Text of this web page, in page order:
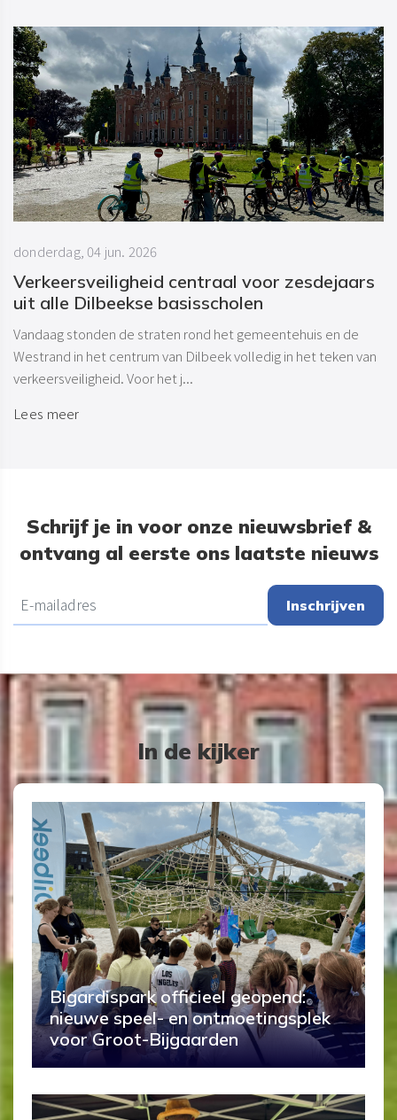
Verkeersveiligheid centraal voor zesdejaars
uit alle Dilbeekse basisscholen
donderdag, 04 jun. 2026
Vandaag stonden de straten rond het gemeentehuis en de
Westrand in het centrum van Dilbeek volledig in het teken van
verkeersveiligheid. Voor het j...
Lees meer
Schrijf je in voor onze nieuwsbrief &
ontvang al eerste ons laatste nieuws
Inschrijven
In de kijker
Bigardispark officieel geopend:
nieuwe speel- en ontmoetingsplek
voor Groot-Bijgaarden